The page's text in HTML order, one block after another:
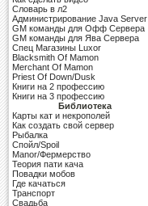
Словарь в л2
Администрирование Java Server
GM команды для Офф Сервера
GM команды для Ява Сервера
Cпец Магазины Luxor
Blacksmith Of Mamon
Merchant Of Mamon
Priest Of Down/Dusk
Книги на 2 профессию
Книги на 3 профессию
Библиотека
Карты кат и некрополей
Как создать свой сервер
Рыбалка
Спойл/Spoil
Manor/Фермерство
Теория пати кача
Повадки мобов
Где качаться
Транспорт
Свадьба